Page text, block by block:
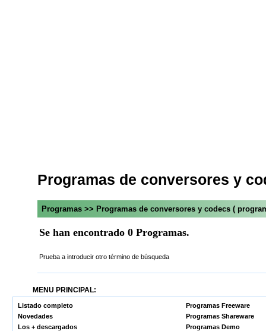
Programas de conversores y
Programas >> Programas de conversores y codecs (
Se han encontrado 0 Programas.
Prueba a introducir otro término de búsqueda
MENU PRINCIPAL:
Listado completo
Programas Freeware
Novedades
Programas Shareware
Los + descargados
Programas Demo